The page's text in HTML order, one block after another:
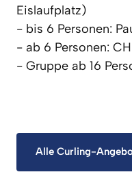
Eislaufplatz)
- bis 6 Personen:
- ab 6 Personen:
- Gruppe ab 16
Alle Curling-